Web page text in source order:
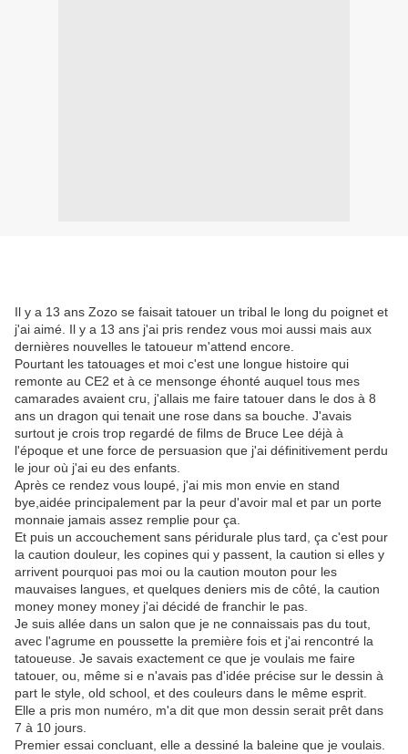
Il y a 13 ans Zozo se faisait tatouer un tribal le long du poignet et
j'ai aimé. Il y a 13 ans j'ai pris rendez vous moi aussi mais aux
dernières nouvelles le tatoueur m'attend encore.
Pourtant les tatouages et moi c'est une longue histoire qui
remonte au CE2 et à ce mensonge éhonté auquel tous mes
camarades avaient cru, j'allais me faire tatouer dans le dos à 8
ans un dragon qui tenait une rose dans sa bouche. J'avais
surtout je crois trop regardé de films de Bruce Lee déjà à
l'époque et une force de persuasion que j'ai définitivement perdu
le jour où j'ai eu des enfants.
Après ce rendez vous loupé, j'ai mis mon envie en stand
bye,aidée principalement par la peur d'avoir mal et par un porte
monnaie jamais assez remplie pour ça.
Et puis un accouchement sans péridurale plus tard, ça c'est pour
la caution douleur, les copines qui y passent, la caution si elles y
arrivent pourquoi pas moi ou la caution mouton pour les
mauvaises langues, et quelques deniers mis de côté, la caution
money money money j'ai décidé de franchir le pas.
Je suis allée dans un salon que je ne connaissais pas du tout,
avec l'agrume en poussette la première fois et j'ai rencontré la
tatoueuse. Je savais exactement ce que je voulais me faire
tatouer, ou, même si e n'avais pas d'idée précise sur le dessin à
part le style, old school, et des couleurs dans le même esprit.
Elle a pris mon numéro, m'a dit que mon dessin serait prêt dans
7 à 10 jours.
Premier essai concluant, elle a dessiné la baleine que je voulais.